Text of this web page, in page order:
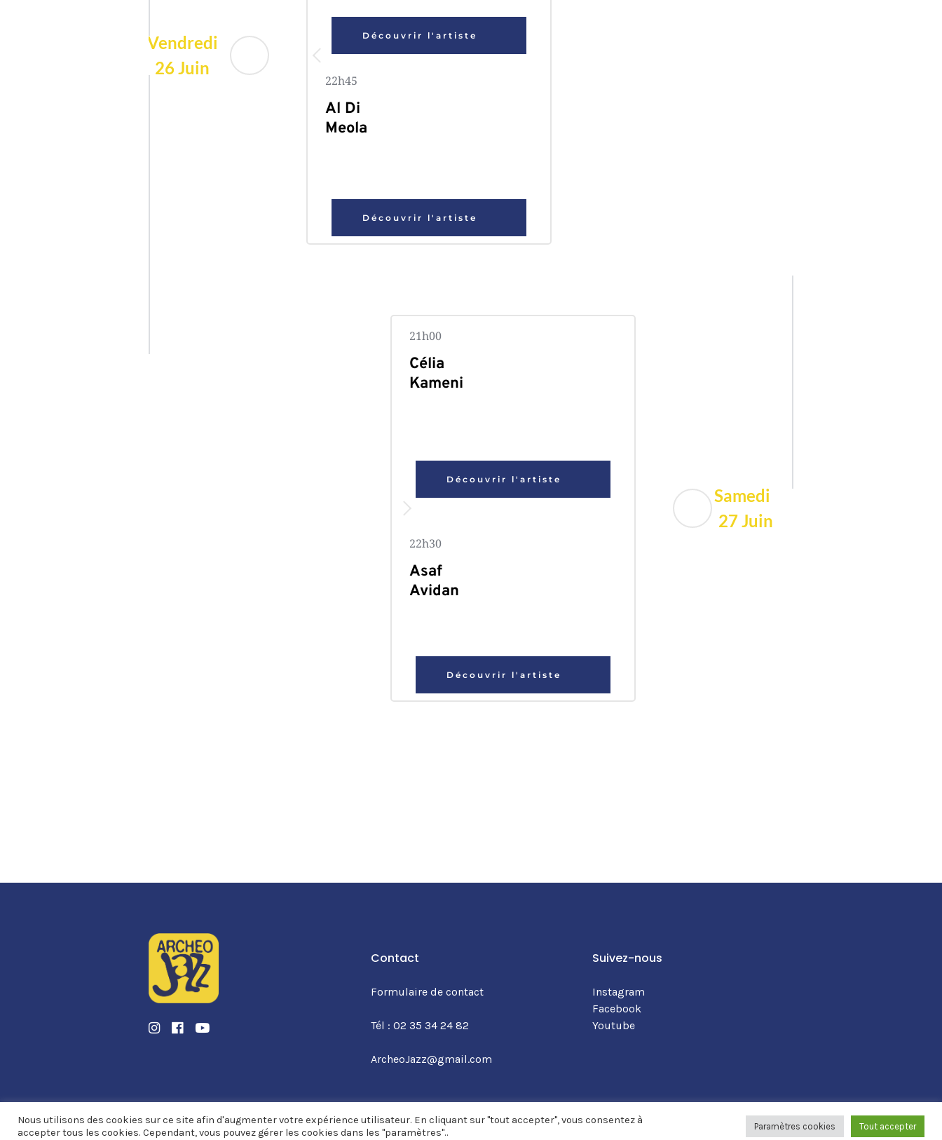
Vendredi
26 Juin
Découvrir l'artiste
22h45
Al Di
Meola
Découvrir l'artiste
Samedi
27 Juin
21h00
Célia
Kameni
Découvrir l'artiste
22h30
Asaf
Avidan
Découvrir l'artiste
InstagramFacebookYoutube
Contact
Formulaire de contact
Tél : 02 35 34 24 82
ArcheoJazz@gmail.com
Suivez-nous
Instagram
Facebook
Youtube
Nous utilisons des cookies sur ce site afin d'augmenter votre expérience utilisateur. En cliquant sur "tout accepter", vous consentez à
accepter tous les cookies. Cependant, vous pouvez gérer les cookies dans les "paramètres"..
Paramètres cookies Tout accepter